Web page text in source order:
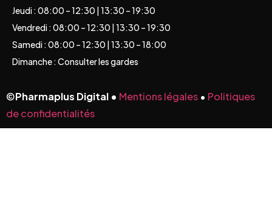
Jeudi : 08:00 – 12:30 | 13:30 – 19:30
Vendredi : 08:00 – 12:30 | 13:30 – 19:30
Samedi : 08:00 – 12:30 | 13:30 – 18:00
Dimanche : Consulter les gardes
©Pharmaplus Digital • Mentions légales • Politiques
de confidentialités